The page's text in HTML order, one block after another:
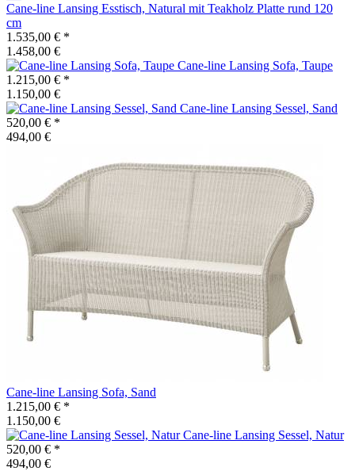
Cane-line Lansing Esstisch, Natural mit Teakholz Platte rund 120
cm
1.535,00 € *
1.458,00 €
Cane-line Lansing Sofa, Taupe
1.215,00 € *
1.150,00 €
Cane-line Lansing Sessel, Sand
520,00 € *
494,00 €
Cane-line Lansing Sofa, Sand
1.215,00 € *
1.150,00 €
Cane-line Lansing Sessel, Natur
520,00 € *
494,00 €